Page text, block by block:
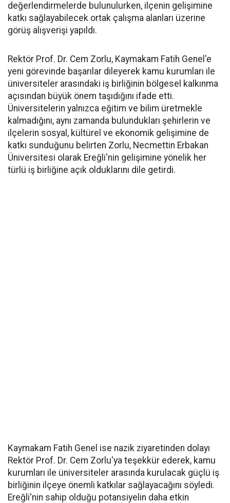
değerlendirmelerde bulunulurken, ilçenin gelişimine
katkı sağlayabilecek ortak çalışma alanları üzerine
görüş alışverişi yapıldı.
Rektör Prof. Dr. Cem Zorlu, Kaymakam Fatih Genel'e
yeni görevinde başarılar dileyerek kamu kurumları ile
üniversiteler arasındaki iş birliğinin bölgesel kalkınma
açısından büyük önem taşıdığını ifade etti.
Üniversitelerin yalnızca eğitim ve bilim üretmekle
kalmadığını, aynı zamanda bulundukları şehirlerin ve
ilçelerin sosyal, kültürel ve ekonomik gelişimine de
katkı sunduğunu belirten Zorlu, Necmettin Erbakan
Üniversitesi olarak Ereğli'nin gelişimine yönelik her
türlü iş birliğine açık olduklarını dile getirdi.
Kaymakam Fatih Genel ise nazik ziyaretinden dolayı
Rektör Prof. Dr. Cem Zorlu'ya teşekkür ederek, kamu
kurumları ile üniversiteler arasında kurulacak güçlü iş
birliğinin ilçeye önemli katkılar sağlayacağını söyledi.
Ereğli'nin sahip olduğu potansiyelin daha etkin